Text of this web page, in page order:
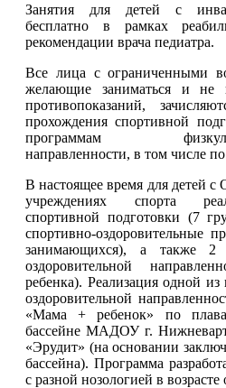
Занятия для детей с
бесплатно в рамках
рекомендации врача педиатра.
Все лица с ограниченными
желающие заниматься и не
противопоказаний,
прохождения спортивной
программам
направленности, в том числе
В настоящее время для детей
учреждениях спорта
спортивной подготовки (7
спортивно-оздоровительные
занимающихся), а также 2
оздоровительной
ребенка). Реализация одной
оздоровительной
«Мама + ребенок» по
бассейне МАДОУ г.
«Эрудит» (на основании
бассейна). Программа
с разной нозологией в